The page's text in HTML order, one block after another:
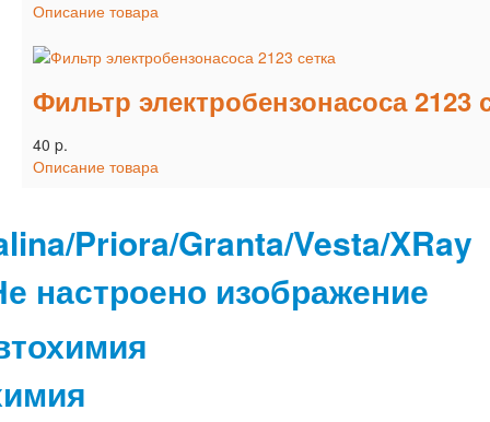
Описание товара
Фильтр электробензонасоса 2123
40 p.
Описание товара
Priora/Granta/Vesta/XRay